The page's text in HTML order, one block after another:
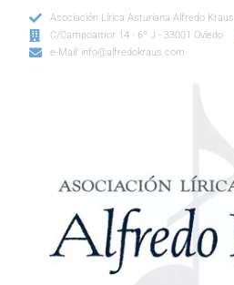
Asociación Lírica Asturiana Alfredo Kraus
C/Campoamor 14 - 6º J - 33001 Oviedo
e-Mail: info@alfredokraus.com